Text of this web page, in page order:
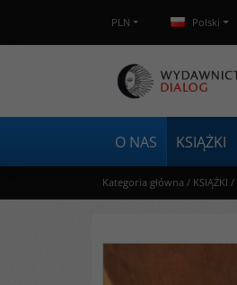
PLN Polski
O NAS KSIĄŻKI
Kategoria główna / KSIĄŻKI /